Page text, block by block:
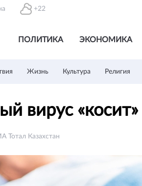
+22
ПОЛИТИКА ЭКОНОМИКА
Жизнь Культура Религия
вирус
Тотал Казахстан